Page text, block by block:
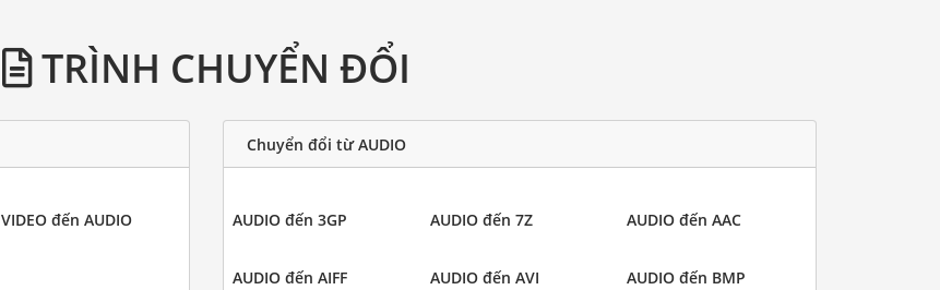
TRÌNH CHUYỂN ĐỔI
VIDEO đến AUDIO
Chuyển đổi từ AUDIO
AUDIO đến 3GP AUDIO đến 7Z AUDIO đến AAC
AUDIO đến AIFF AUDIO đến AVI AUDIO đến BMP